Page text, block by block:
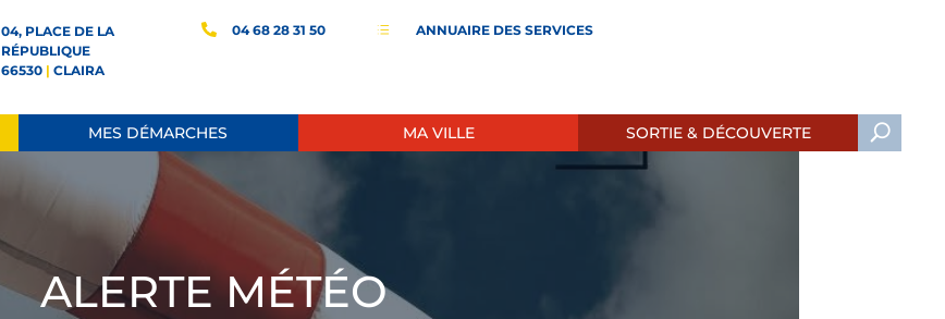
04, PLACE DE LA
RÉPUBLIQUE
66530| CLAIRA
04 68 28 31 50 d ANNUAIRE DES SERVICES
MES DÉMARCHES MA VILLE SORTIE & DÉCOUVERTE
ALERTE MÉTÉO